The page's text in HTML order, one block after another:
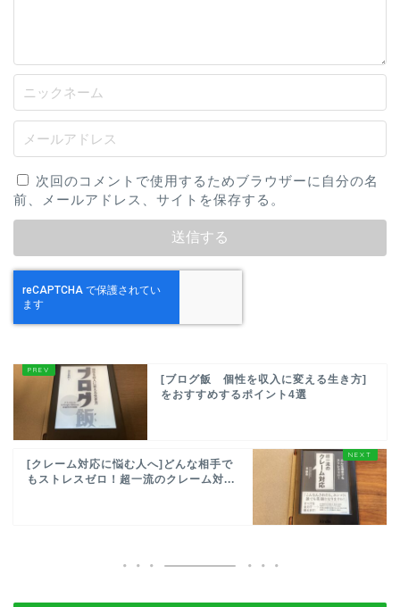
次回のコメントで使用するためブラウザーに自分の名
前、メールアドレス、サイトを保存する。
[ブログ飯 個性を収入に変える生き方]
をおすすめするポイント4選
[クレーム対応に悩む人へ]どんな相手で
もストレスゼロ！超一流のクレーム対...